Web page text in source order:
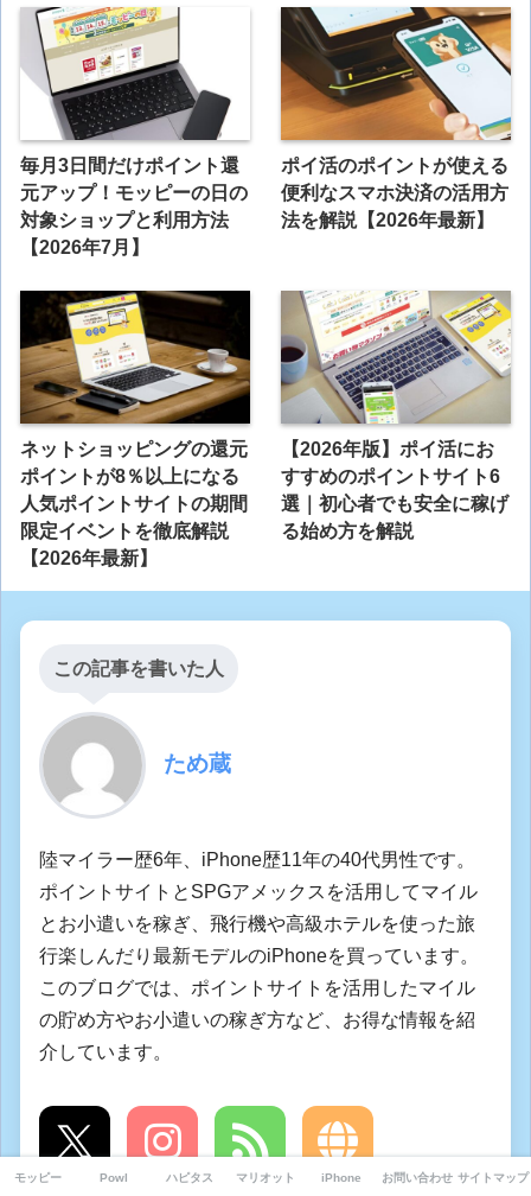
毎月3日間だけポイント還
元アップ！モッピーの日の
対象ショップと利用方法
【2026年7月】
ポイ活のポイントが使える
便利なスマホ決済の活用方
法を解説【2026年最新】
ネットショッピングの還元
ポイントが8％以上になる
人気ポイントサイトの期間
限定イベントを徹底解説
【2026年最新】
【2026年版】ポイ活にお
すすめのポイントサイト6
選｜初心者でも安全に稼げ
る始め方を解説
この記事を書いた人
ため蔵
陸マイラー歴6年、iPhone歴11年の40代男性です。
ポイントサイトとSPGアメックスを活用してマイル
とお小遣いを稼ぎ、飛行機や高級ホテルを使った旅
行楽しんだり最新モデルのiPhoneを買っています。
このブログでは、ポイントサイトを活用したマイル
の貯め方やお小遣いの稼ぎ方など、お得な情報を紹
介しています。
Instagram Feedly
モッピー Powl ハピタス マリオット iPhone お問い合わせ サイトマップ